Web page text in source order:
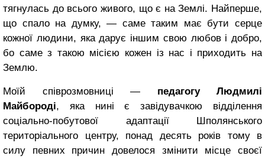
тягнулась до всього живого, що є на Землі. Найперше,
що спало на думку, ― саме таким має бути серце
кожної людини, яка дарує іншим свою любов і добро,
бо саме з такою місією кожен із нас і приходить на
Землю.
Моїй співрозмовниці — педагогу Людмилі
Майбороді, яка нині є завідувачкою відділення
соціально-побутової адаптації Шполянського
територіального центру, понад десять років тому в
силу певних причин довелося змінити місце своєї